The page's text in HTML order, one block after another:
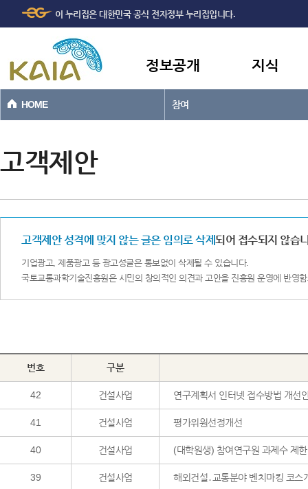
본문바로가기
이 누리집은 대한민국 공식 전자정부 누리집입니다.
정보공개 지식
HOME 참여
고객제안
고객제안 성격에 맞지 않는 글은 임의로 삭제 되어 접수되지 않습
기업광고, 제품광고 등 광고성글은 통보없이 삭제될 수 있습니다.
국토교통과학기술진흥원은 시민의 창의적인 의견과 고안을 진흥원 운영에 반영
번호 구분
42 건설사업 연구계획서 인터넷 접수방법 개선
41 건설사업 평가위원선정개선
40 건설사업 (대학원생) 참여연구원 과제수 제
39 건설사업 해외건설․교통분야 벤치마킹 코스